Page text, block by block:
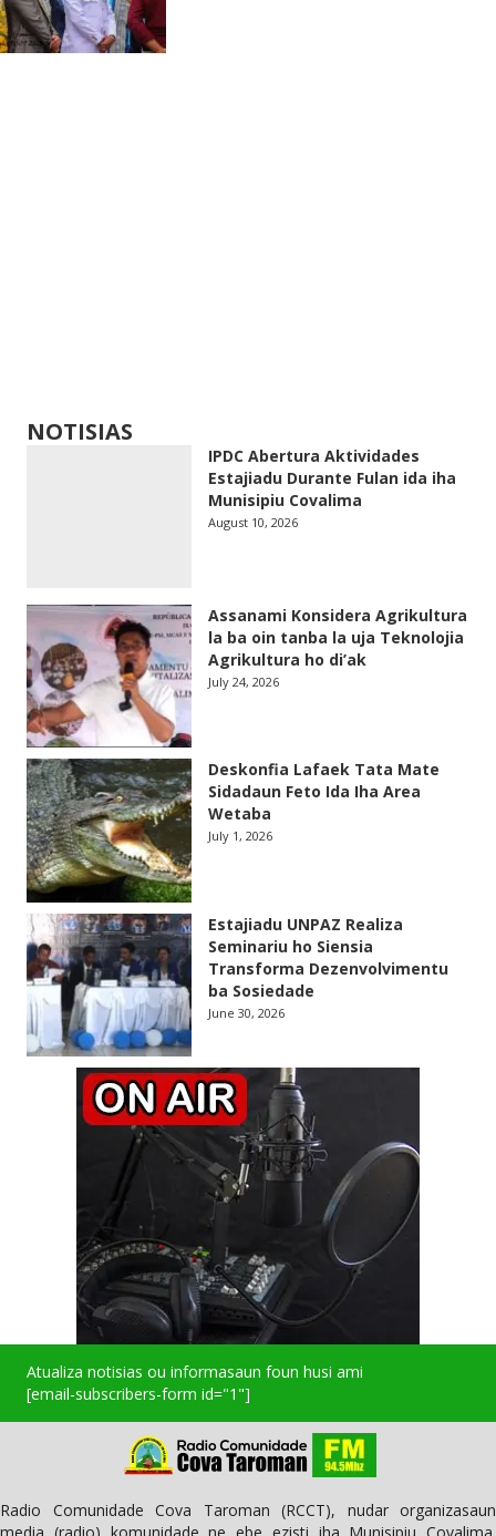
NOTISIAS
IPDC Abertura Aktividades
Estajiadu Durante Fulan ida iha
Munisipiu Covalima
August 10, 2026
Assanami Konsidera Agrikultura
la ba oin tanba la uja Teknolojia
Agrikultura ho di’ak
July 24, 2026
Deskonfia Lafaek Tata Mate
Sidadaun Feto Ida Iha Area
Wetaba
July 1, 2026
Estajiadu UNPAZ Realiza
Seminariu ho Siensia
Transforma Dezenvolvimentu
ba Sosiedade
June 30, 2026
Atualiza notisias ou informasaun foun husi ami
[email-subscribers-form id="1"]
Radio Comunidade Cova Taroman (RCCT), nudar organizasaun